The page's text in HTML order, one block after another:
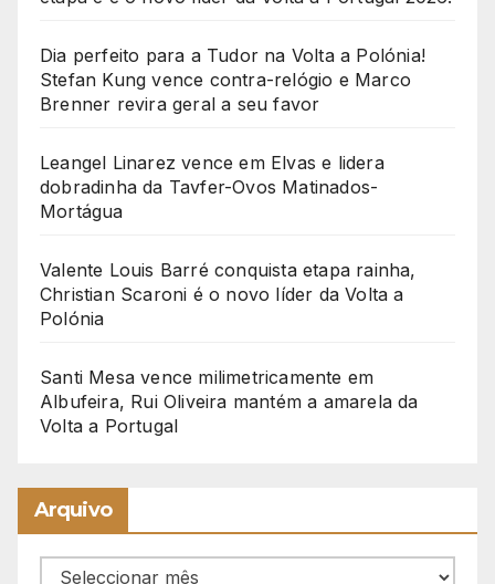
Dia perfeito para a Tudor na Volta a Polónia!
Stefan Kung vence contra-relógio e Marco
Brenner revira geral a seu favor
Leangel Linarez vence em Elvas e lidera
dobradinha da Tavfer-Ovos Matinados-
Mortágua
Valente Louis Barré conquista etapa rainha,
Christian Scaroni é o novo líder da Volta a
Polónia
Santi Mesa vence milimetricamente em
Albufeira, Rui Oliveira mantém a amarela da
Volta a Portugal
Arquivo
Arquivo